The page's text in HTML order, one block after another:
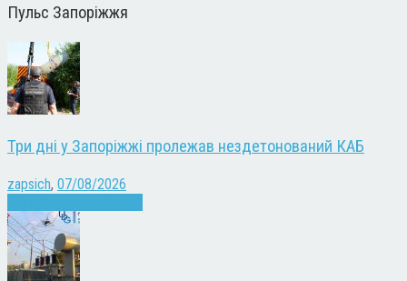
Пульс Запоріжжя
Три дні у Запоріжжі пролежав нездетонований КАБ
zapsich, 07/08/2026